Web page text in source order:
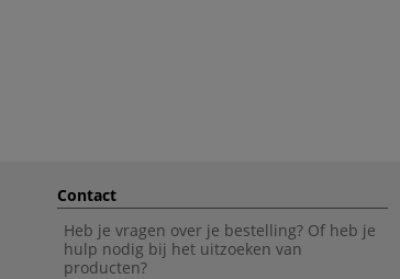
Contact
Heb je vragen over je bestelling? Of heb je
hulp nodig bij het uitzoeken van
producten?